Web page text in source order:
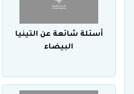
أسئلة شائعة عن التينيا
البيضاء